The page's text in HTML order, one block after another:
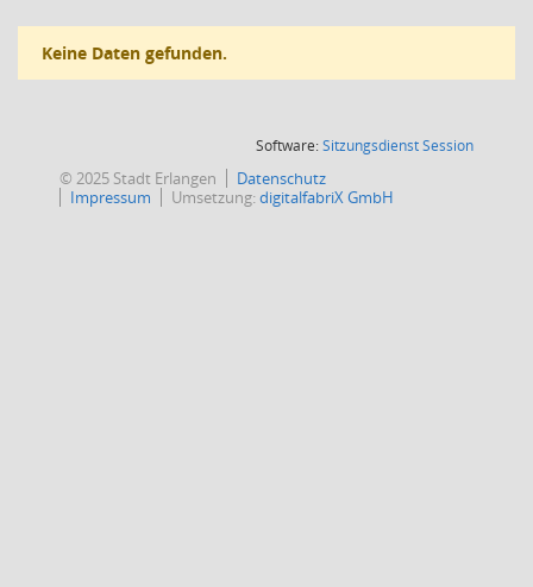
Keine Daten gefunden.
Software:SitzungsdienstSession(Wird in
© 2025 Stadt Erlangen
Datenschutz
Impressum
Umsetzung:digitalfabriX GmbH